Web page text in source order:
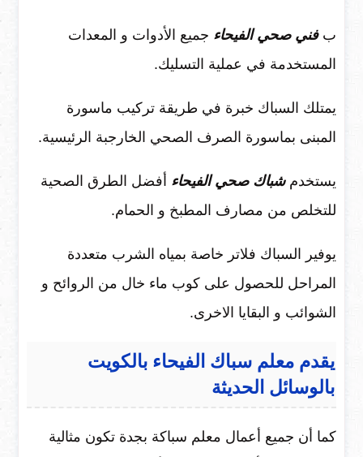
بفني صحي الفيحاء جميع الأدوات و المعدات
المستخدمة في عملية التسليك.
يمتلك السباك خبرة في طريقة تركيب ماسورة
المبنى بماسورة الصرف الصحي الخارجبة الرئيسية.
يستخدمشباك صحي الفيحاء أفضل الطرق الصحية
للتخلص من مصارف المطبخ و الحمام.
يوفير السباك فلاتر خاصة بمياه الشرب متعددة
المراحل للحصول على كوب ماء خال من الروائح و
الشوائب و البقايا الاخرى.
يقدم معلم سباك الفيحاء بالكويت
بالوسائل الحديثة
كما أن جميع أعمال معلم سباكة بجدة تكون مثالية